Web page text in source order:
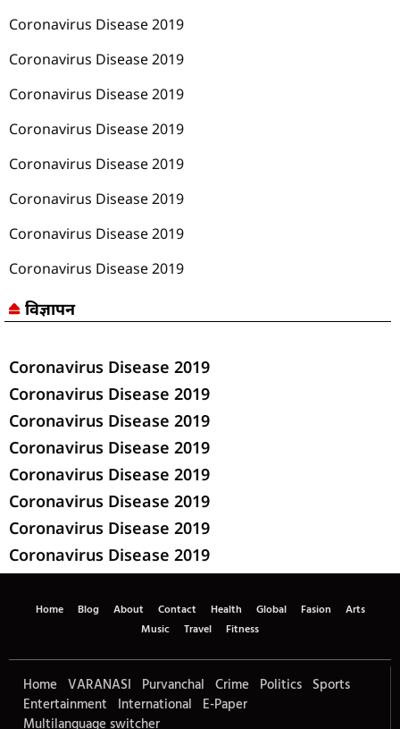
Coronavirus Disease 2019
Coronavirus Disease 2019
Coronavirus Disease 2019
Coronavirus Disease 2019
Coronavirus Disease 2019
Coronavirus Disease 2019
Coronavirus Disease 2019
Coronavirus Disease 2019
विज्ञापन
Coronavirus Disease 2019
Coronavirus Disease 2019
Coronavirus Disease 2019
Coronavirus Disease 2019
Coronavirus Disease 2019
Coronavirus Disease 2019
Coronavirus Disease 2019
Coronavirus Disease 2019
Home Blog About Contact Health Global Fasion
Arts
Music
Travel Fitness
Home VARANASI Purvanchal Crime Politics Sports
Entertainment International E-Paper
Multilanguage switcher